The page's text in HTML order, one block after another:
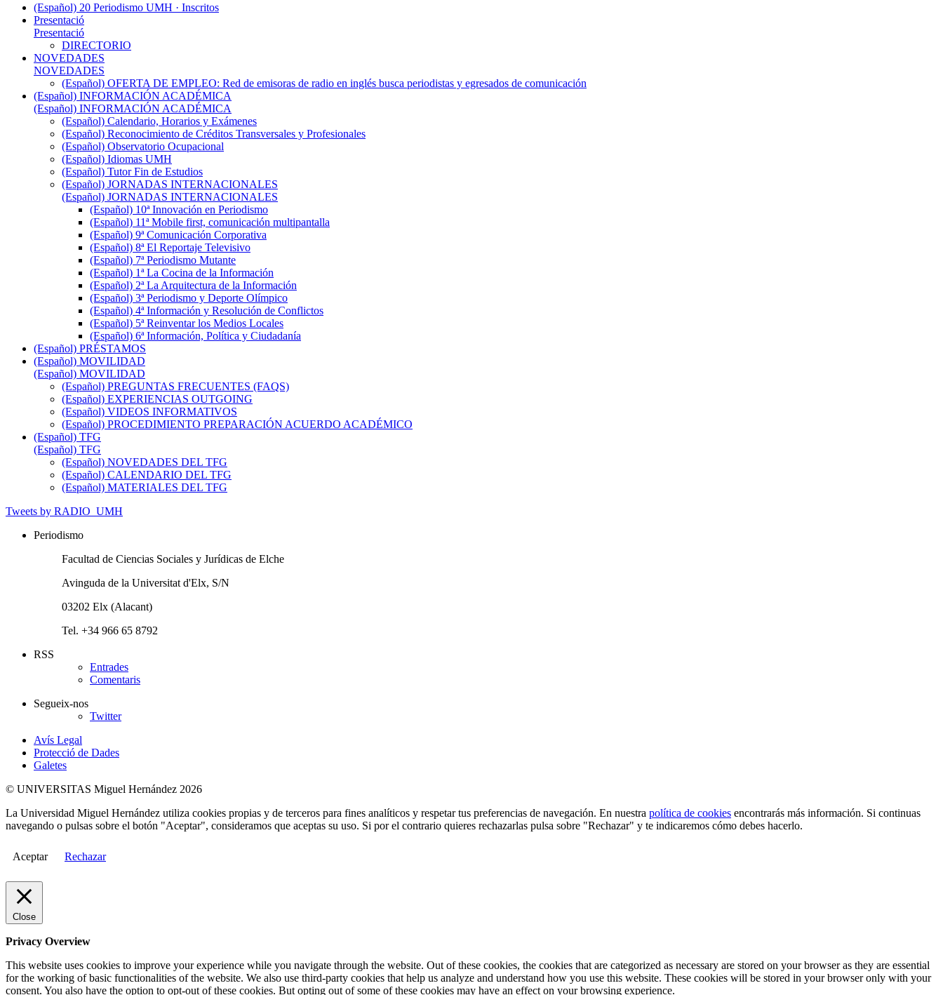
(Español) 20 Periodismo UMH · Inscritos
Presentació
Presentació
DIRECTORIO
NOVEDADES
NOVEDADES
(Español) OFERTA DE EMPLEO: Red de emisoras de radio en inglés busca periodistas y egresados de comunicación
(Español) INFORMACIÓN ACADÉMICA
(Español) INFORMACIÓN ACADÉMICA
(Español) Calendario, Horarios y Exámenes
(Español) Reconocimiento de Créditos Transversales y Profesionales
(Español) Observatorio Ocupacional
(Español) Idiomas UMH
(Español) Tutor Fin de Estudios
(Español) JORNADAS INTERNACIONALES
(Español) JORNADAS INTERNACIONALES
(Español) 10ª Innovación en Periodismo
(Español) 11ª Mobile first, comunicación multipantalla
(Español) 9ª Comunicación Corporativa
(Español) 8ª El Reportaje Televisivo
(Español) 7ª Periodismo Mutante
(Español) 1ª La Cocina de la Información
(Español) 2ª La Arquitectura de la Información
(Español) 3ª Periodismo y Deporte Olímpico
(Español) 4ª Información y Resolución de Conflictos
(Español) 5ª Reinventar los Medios Locales
(Español) 6ª Información, Política y Ciudadanía
(Español) PRÉSTAMOS
(Español) MOVILIDAD
(Español) MOVILIDAD
(Español) PREGUNTAS FRECUENTES (FAQS)
(Español) EXPERIENCIAS OUTGOING
(Español) VIDEOS INFORMATIVOS
(Español) PROCEDIMIENTO PREPARACIÓN ACUERDO ACADÉMICO
(Español) TFG
(Español) TFG
(Español) NOVEDADES DEL TFG
(Español) CALENDARIO DEL TFG
(Español) MATERIALES DEL TFG
Tweets by RADIO_UMH
Periodismo
Facultad de Ciencias Sociales y Jurídicas de Elche
Avinguda de la Universitat d'Elx, S/N
03202 Elx (Alacant)
Tel. +34 966 65 8792
RSS
Entrades
Comentaris
Segueix-nos
Twitter
Avís Legal
Protecció de Dades
Galetes
© UNIVERSITAS Miguel Hernández 2026
La Universidad Miguel Hernández utiliza cookies propias y de terceros para fines analíticos y respetar tus preferencias de navegación. En nuestra política de cookies encontrarás más información. Si continuas
navegando o pulsas sobre el botón "Aceptar", consideramos que aceptas su uso. Si por el contrario quieres rechazarlas pulsa sobre "Rechazar" y te indicaremos cómo debes hacerlo.
Aceptar Rechazar
Close
Privacy Overview
This website uses cookies to improve your experience while you navigate through the website. Out of these cookies, the cookies that are categorized as necessary are stored on your browser as they are essential
for the working of basic functionalities of the website. We also use third-party cookies that help us analyze and understand how you use this website. These cookies will be stored in your browser only with your
consent. You also have the option to opt-out of these cookies. But opting out of some of these cookies may have an effect on your browsing experience.